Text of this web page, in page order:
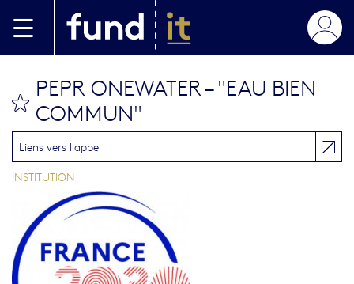
PEPR ONEWATER – "EAU BIEN
COMMUN"
Liens vers l'appel
INSTITUTION